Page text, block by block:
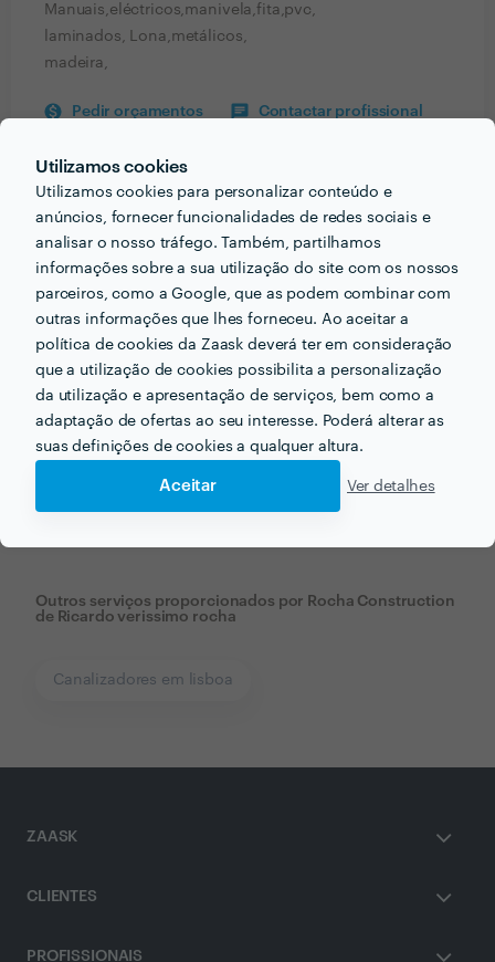
Utilizamos cookies
Utilizamos cookies para personalizar conteúdo e
anúncios, fornecer funcionalidades de redes sociais e
analisar o nosso tráfego. Também, partilhamos
informações sobre a sua utilização do site com os nossos
parceiros, como a Google, que as podem combinar com
outras informações que lhes forneceu. Ao aceitar a
política de cookies da Zaask deverá ter em consideração
que a utilização de cookies possibilita a personalização
da utilização e apresentação de serviços, bem como a
adaptação de ofertas ao seu interesse. Poderá alterar as
suas definições de cookies a qualquer altura.
Aceitar Ver detalhes
Manuais,eléctricos,manivela,fita,pvc,
laminados, Lona,metálicos,
madeira,
Pedir orçamentos Contactar profissional
Informação validada
email Endereço de e-mail
Receba várias propostas de profissionais como
Rocha Construction de Ricardo verissimo rocha
Outros serviços proporcionados por Rocha Construction
de Ricardo verissimo rocha
Canalizadores em lisboa
ZAASK
CLIENTES
PROFISSIONAIS